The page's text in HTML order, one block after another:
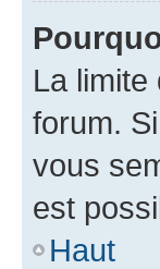
La limite
forum.
vous
est
Haut